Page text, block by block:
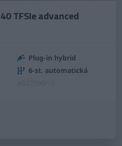
TFSIe advanced
Plug-in hybrid
6-st. automatická